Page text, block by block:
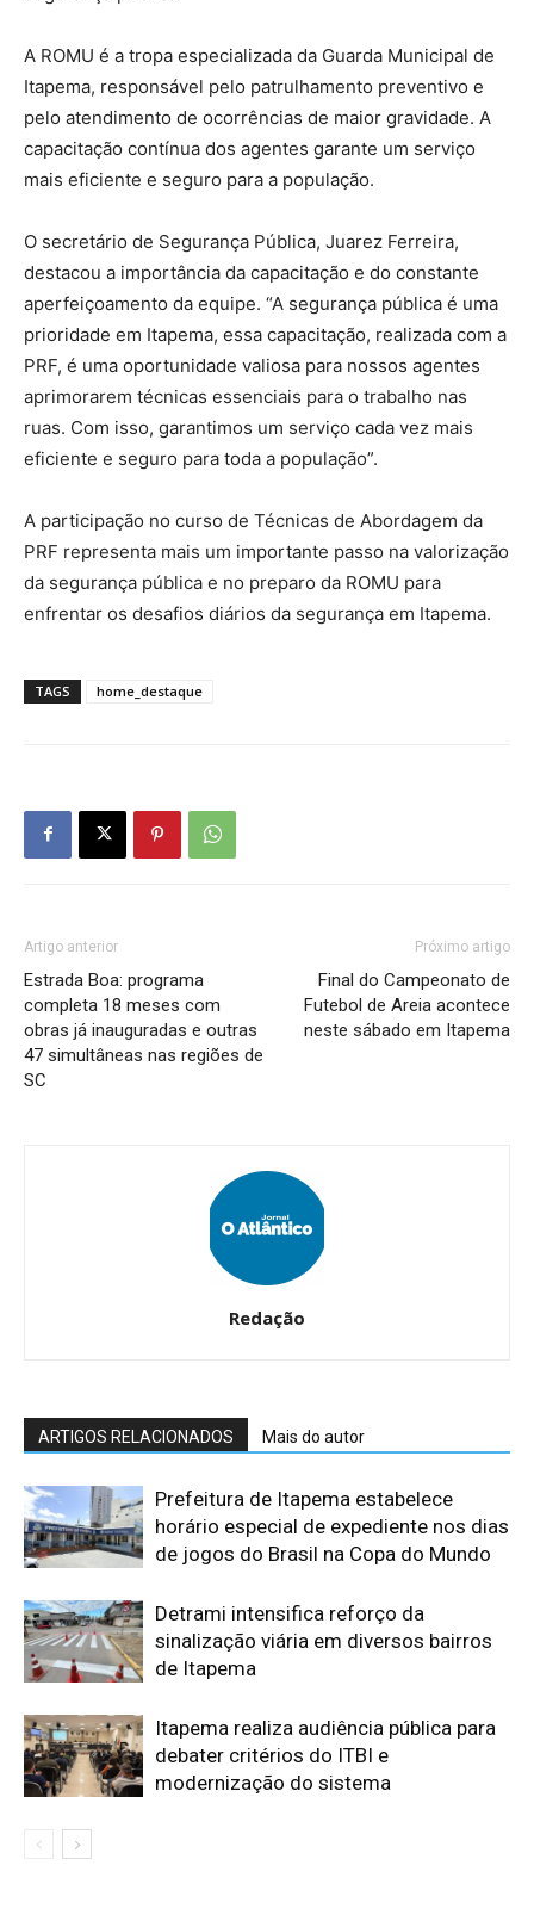
A ROMU é a tropa especializada da Guarda Municipal de
Itapema, responsável pelo patrulhamento preventivo e
pelo atendimento de ocorrências de maior gravidade. A
capacitação contínua dos agentes garante um serviço
mais eficiente e seguro para a população.
O secretário de Segurança Pública, Juarez Ferreira,
destacou a importância da capacitação e do constante
aperfeiçoamento da equipe. “A segurança pública é uma
prioridade em Itapema, essa capacitação, realizada com a
PRF, é uma oportunidade valiosa para nossos agentes
aprimorarem técnicas essenciais para o trabalho nas
ruas. Com isso, garantimos um serviço cada vez mais
eficiente e seguro para toda a população”.
A participação no curso de Técnicas de Abordagem da
PRF representa mais um importante passo na valorização
da segurança pública e no preparo da ROMU para
enfrentar os desafios diários da segurança em Itapema.
TAGS home_destaque
Artigo anterior
Estrada Boa: programa
completa 18 meses com
obras já inauguradas e outras
47 simultâneas nas regiões de
SC
Próximo artigo
Final do Campeonato de
Futebol de Areia acontece
neste sábado em Itapema
Redação
ARTIGOS RELACIONADOS Mais do autor
Prefeitura de Itapema estabelece
horário especial de expediente nos dias
de jogos do Brasil na Copa do Mundo
Detrami intensifica reforço da
sinalização viária em diversos bairros
de Itapema
Itapema realiza audiência pública para
debater critérios do ITBI e
modernização do sistema